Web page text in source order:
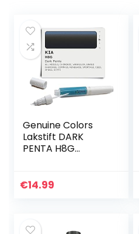
Genuine Colors
Lakstift DARK
PENTA H8G
zwart
€14.99